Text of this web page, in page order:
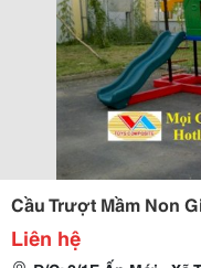
Cầu Trượt Mầm Non
Liên hệ